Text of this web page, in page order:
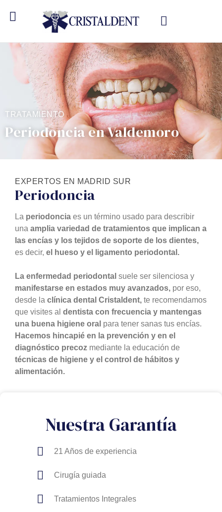
TRATAMIENTO
Periodoncia en Valdemoro
EXPERTOS EN MADRID SUR
Periodoncia
La periodoncia es un término usado para describir
una amplia variedad de tratamientos que implican a
las encías y los tejidos de soporte de los dientes,
es decir, el hueso y el ligamento periodontal.
La enfermedad periodontal suele ser silenciosa y
manifestarse en estados muy avanzados, por eso,
desde la clínica dental Cristaldent, te recomendamos
que visites al dentista con frecuencia y mantengas
una buena higiene oral para tener sanas tus encías.
Hacemos hincapié en la prevención y en el
diagnóstico precoz mediante la educación de
técnicas de higiene y el control de hábitos y
alimentación.
Nuestra Garantía
21 Años de experiencia
Cirugía guiada
Tratamientos Integrales